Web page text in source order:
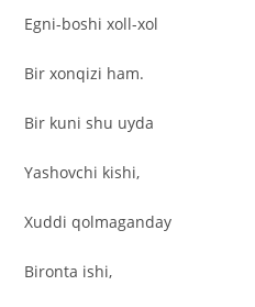
Egni-boshi xoll-xol
Bir xonqizi ham.
Bir kuni shu uyda
Yashovchi kishi,
Xuddi qolmaganday
Bironta ishi,